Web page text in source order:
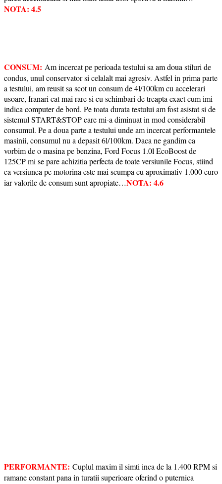
NOTA: 4.5
CONSUM: Am incercat pe perioada testului sa am doua stiluri de
condus, unul conservator si celalalt mai agresiv. Astfel in prima parte
a testului, am reusit sa scot un consum de 4l/100km cu accelerari
usoare, franari cat mai rare si cu schimbari de treapta exact cum imi
indica computer de bord. Pe toata durata testului am fost asistat si de
sistemul START&STOP care mi-a diminuat in mod considerabil
consumul. Pe a doua parte a testului unde am incercat performantele
masinii, consumul nu a depasit 6l/100km. Daca ne gandim ca
vorbim de o masina pe benzina, Ford Focus 1.0l EcoBoost de
125CP mi se pare achizitia perfecta de toate versiunile Focus, stiind
ca versiunea pe motorina este mai scumpa cu aproximativ 1.000 euro
iar valorile de consum sunt apropiate…NOTA: 4.6
PERFORMANTE: Cuplul maxim il simti inca de la 1.400 RPM si
ramane constant pana in turatii superioare oferind o puternica